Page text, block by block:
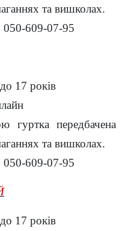
та вишколах.
050-609-07-95
17 років
гуртка передбачена
та вишколах.
050-609-07-95
17 років